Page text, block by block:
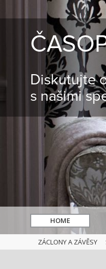
Diskutujte
s našimi
HOME
ZÁCLONY A ZÁVĚSY